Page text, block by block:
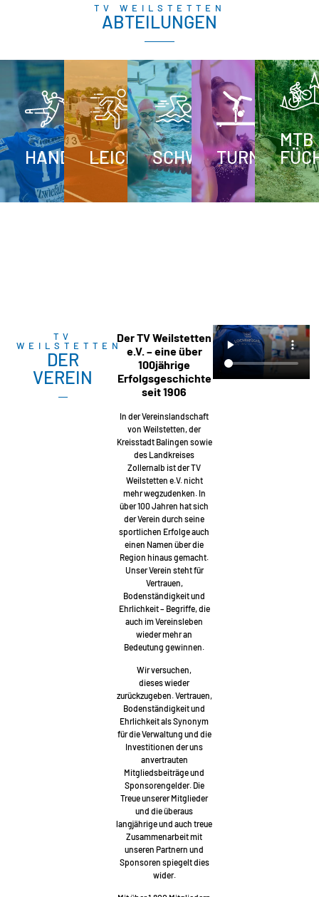
TV WEILSTETTEN
ABTEILUNGEN
HANDBALLLEICHTATHLETIK
SCHWIMMEN
TURNEN
MTB
TV
WEILSTETTEN
DER
VEREIN
Der TV Weilstetten
e.V. – eine über
100jährige
Erfolgsgeschichte
seit 1906
In der Vereinslandschaft
von Weilstetten, der
Kreisstadt Balingen sowie
des Landkreises
Zollernalb ist der TV
Weilstetten e.V. nicht
mehr wegzudenken. In
über 100 Jahren hat sich
der Verein durch seine
sportlichen Erfolge auch
einen Namen über die
Region hinaus gemacht.
Unser Verein steht für
Vertrauen,
Bodenständigkeit und
Ehrlichkeit – Begriffe, die
auch im Vereinsleben
wieder mehr an
Bedeutung gewinnen.
Wir versuchen,
dieses wieder
zurückzugeben. Vertrauen,
Bodenständigkeit und
Ehrlichkeit als Synonym
für die Verwaltung und die
Investitionen der uns
anvertrauten
Mitgliedsbeiträge und
Sponsorengelder. Die
Treue unserer Mitglieder
und die überaus
langjährige und auch treue
Zusammenarbeit mit
unseren Partnern und
Sponsoren spiegelt dies
wider.